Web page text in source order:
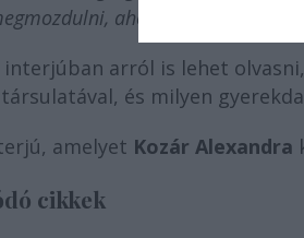
ahogy még soha
interjúban arról is lehet
és milyen
amelyet Kozár Alexandra
cikkek